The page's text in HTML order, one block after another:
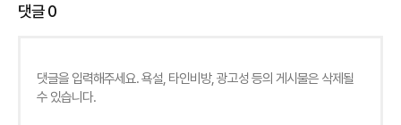
댓글0